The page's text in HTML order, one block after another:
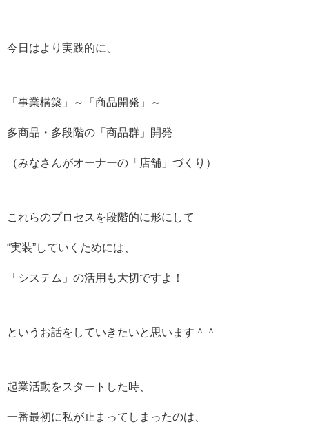
今日はより実践的に、
「事業構築」～「商品開発」～
多商品・多段階の「商品群」開発
（みなさんがオーナーの「店舗」づくり）
これらのプロセスを段階的に形にして
“実装”していくためには、
「システム」の活用も大切ですよ！
というお話をしていきたいと思います＾＾
起業活動をスタートした時、
一番最初に私が止まってしまったのは、